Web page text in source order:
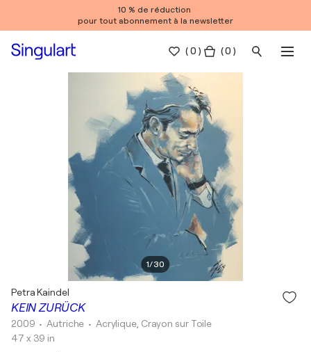
10 % de réduction
pour tout abonnement à la newsletter
(0 ) ( 0 )
1/30
KEIN ZURÜCK
Petra Kaindel
2009 • Autriche • Acrylique, Crayon sur Toile
47 x 39 in